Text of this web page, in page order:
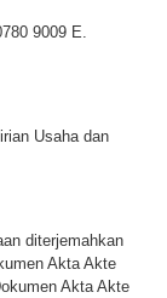
9009 E.
Usaha dan
diterjemahkan
Akta Akte
Akta Akte